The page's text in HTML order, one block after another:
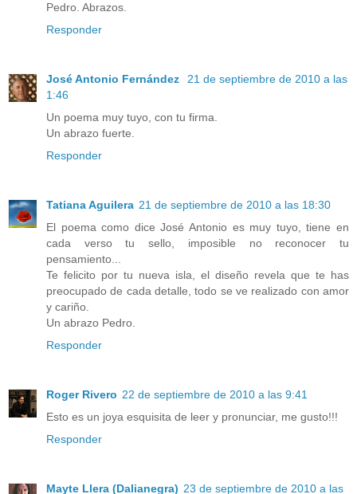
Pedro. Abrazos.
Responder
José Antonio Fernández
21 de septiembre de 2010 a las
1:46
Un poema muy tuyo, con tu firma.
Un abrazo fuerte.
Responder
Tatiana Aguilera 21 de septiembre de 2010 a las 18:30
El poema como dice José Antonio es muy tuyo, tiene en
cada verso tu sello, imposible no reconocer tu
pensamiento...
Te felicito por tu nueva isla, el diseño revela que te has
preocupado de cada detalle, todo se ve realizado con amor
y cariño.
Un abrazo Pedro.
Responder
Roger Rivero 22 de septiembre de 2010 a las 9:41
Esto es un joya esquisita de leer y pronunciar, me gusto!!!
Responder
Mayte Llera (Dalianegra) 23 de septiembre de 2010 a las